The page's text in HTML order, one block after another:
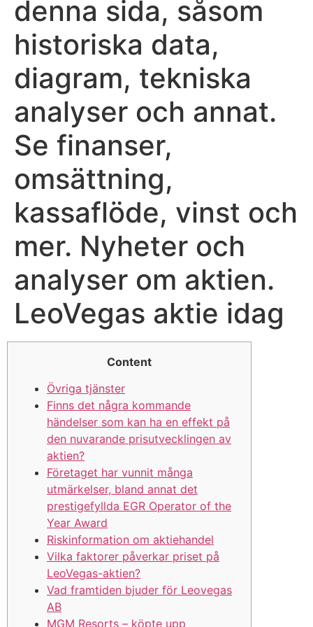
denna sida, såsom
historiska data,
diagram, tekniska
analyser och annat.
Se finanser,
omsättning,
kassaflöde, vinst och
mer. Nyheter och
analyser om aktien.
LeoVegas aktie idag
Content
Övriga tjänster
Finns det några kommande
händelser som kan ha en effekt på
den nuvarande prisutvecklingen av
aktien?
Företaget har vunnit många
utmärkelser, bland annat det
prestigefyllda EGR Operator of the
Year Award
Riskinformation om aktiehandel
Vilka faktorer påverkar priset på
LeoVegas-aktien?
Vad framtiden bjuder för Leovegas
AB
MGM Resorts – köpte upp